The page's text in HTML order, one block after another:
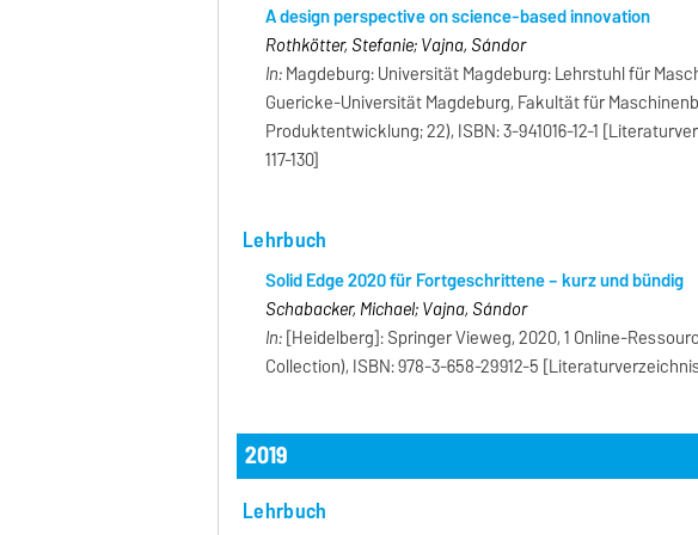
A design perspective on science-based innovation
Rothkötter, Stefanie; Vajna, Sándor
In:Magdeburg: Universität Magdeburg: Lehrstuhl für
Guericke-Universität Magdeburg, Fakultät für
Produktentwicklung; 22), ISBN: 3-941016-12-1
117-130]
Lehrbuch
Solid Edge 2020 für Fortgeschrittene – kurz und bündig
Schabacker, Michael; Vajna, Sándor
In:[Heidelberg]: Springer Vieweg, 2020, 1 Online-
Collection), ISBN: 978-3-658-29912-5
2019
Lehrbuch